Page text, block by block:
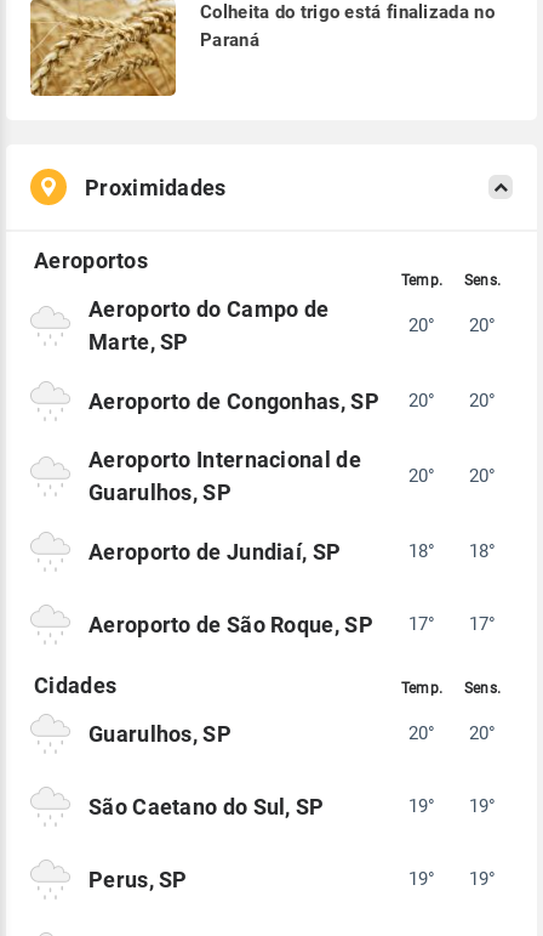
Colheita do trigo está finalizada no
Paraná
Proximidades
Aeroporto do Campo de
Marte, SP
20° 20°
Aeroporto de Congonhas, SP 20° 20°
Aeroporto Internacional de
Guarulhos, SP
20° 20°
Aeroporto de Jundiaí, SP 18° 18°
Aeroporto de São Roque, SP 17° 17°
Guarulhos, SP 20° 20°
São Caetano do Sul, SP 19° 19°
Perus, SP 19° 19°